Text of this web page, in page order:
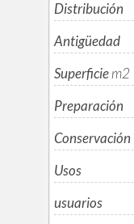
Distribución
Antigüedad
Superficiem2
Preparación
Conservación
Usos
usuarios